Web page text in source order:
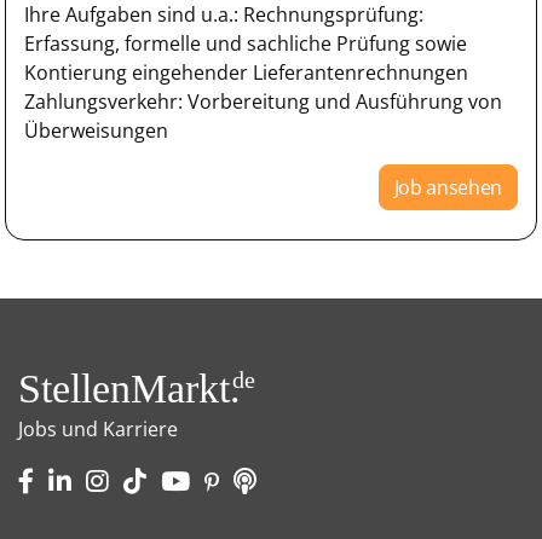
Ihre Aufgaben sind u.a.: Rechnungsprüfung:
Erfassung, formelle und sachliche Prüfung sowie
Kontierung eingehender Lieferantenrechnungen
Zahlungsverkehr: Vorbereitung und Ausführung von
Überweisungen
Job ansehen
StellenMarkt.de
Jobs und Karriere